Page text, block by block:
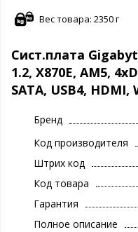
Вес товара: 2350 г
Сист.плата
1.2, X870E, AM5,
SATA, USB4, HDMI,
Бренд
Код производителя
Штрих код
Код товара
Гарантия
Полное описание